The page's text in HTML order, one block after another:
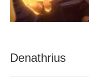
Denathrius